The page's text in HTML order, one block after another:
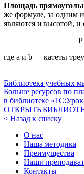
Площадь
же формуле, за одним
являются и высотой, и
P
где а и b — катеты
Библиотека учебных
Больше ресурсов по
в библиотеке
ОТКРЫТЬ
< Назад к списку
О нас
Наша методика
Преимущества
Наши
Контакты